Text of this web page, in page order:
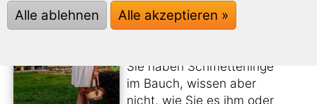
jemanden aus Bulgarien
kennengelernt
und wollen
Sie haben Schmetterlinge
im Bauch, wissen aber
nicht, wie Sie es ihm oder
Alle ablehnen Alle akzeptieren »